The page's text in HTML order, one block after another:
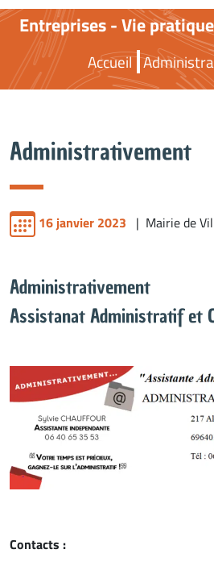
Entreprises - Vie pratique
Accueil
Administrativement
16 janvier 2023 | Mairie de
Administrativement
Assistanat Administratif et
Contacts :